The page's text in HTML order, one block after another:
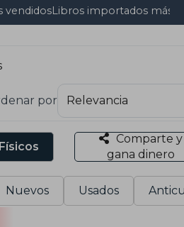
vendidosLibros importados más
por
Comparte y
gana dinero
Nuevos Usados